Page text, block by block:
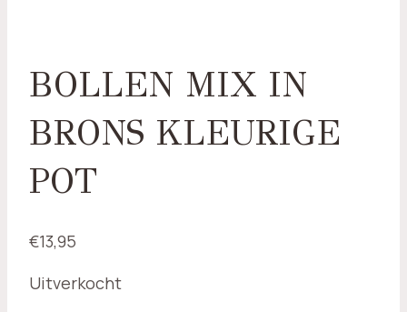
BOLLEN MIX IN
BRONS KLEURIGE
POT
€13,95
Uitverkocht